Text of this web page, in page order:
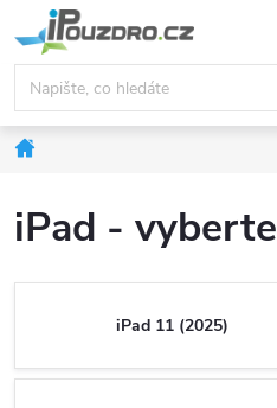
na
obsah
iPad -
iPad 11 (2025)